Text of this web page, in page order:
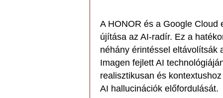
A HONOR és a Google Cloud
újítása az AI-radír. Ez a
néhány érintéssel eltávolítsák
Imagen fejlett AI
realisztikusan és
AI hallucinációk előfordulását.